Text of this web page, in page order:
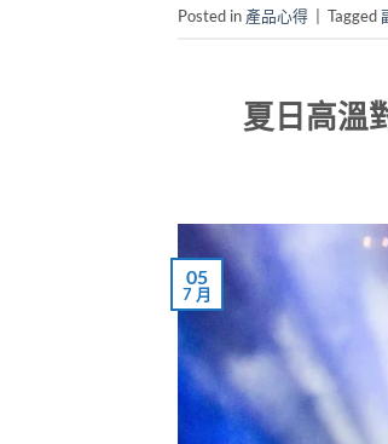
Posted in 產品心得 Tagged
夏日高溫
05
7 月